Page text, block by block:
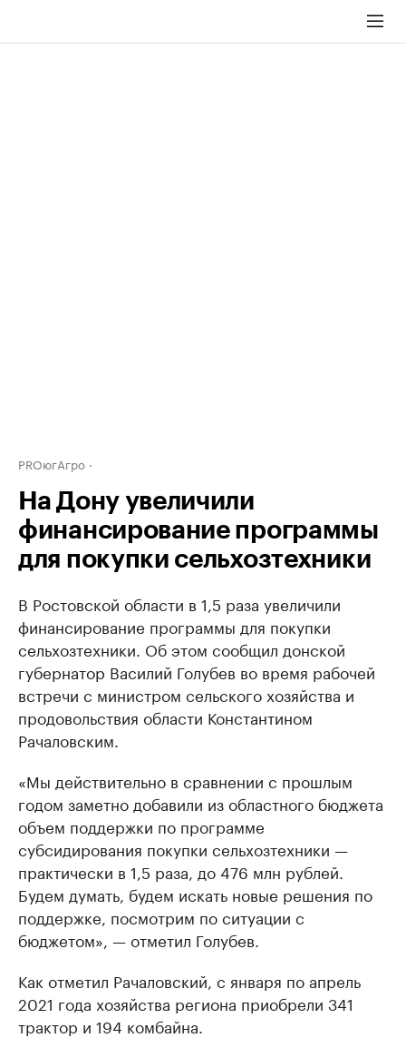
PROюгАгро
На Дону увеличили
финансирование программы
для покупки сельхозтехники
В Ростовской области в 1,5 раза увеличили
финансирование программы для покупки
сельхозтехники. Об этом сообщил донской
губернатор Василий Голубев во время рабочей
встречи с министром сельского хозяйства и
продовольствия области Константином
Рачаловским.
«Мы действительно в сравнении с прошлым
годом заметно добавили из областного бюджета
объем поддержки по программе
субсидирования покупки сельхозтехники —
практически в 1,5 раза, до 476 млн рублей.
Будем думать, будем искать новые решения по
поддержке, посмотрим по ситуации с
бюджетом», — отметил Голубев.
Как отметил Рачаловский, с января по апрель
2021 года хозяйства региона приобрели 341
трактор и 194 комбайна.